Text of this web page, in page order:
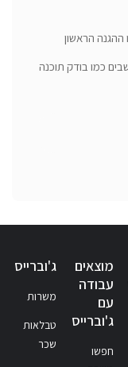
מוצאים
עבודה
עם
ג'וברייס
חפשו
ג'וברייס
משרות
טבלאות
שכר